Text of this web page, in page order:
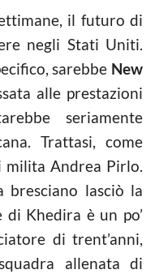
il futuro di
negli Stati Uniti.
sarebbe New
alle prestazioni
seriamente
Trattasi, come
milita Andrea Pirlo.
bresciano lasciò la
Khedira è un po’
di trent’anni,
allenata di